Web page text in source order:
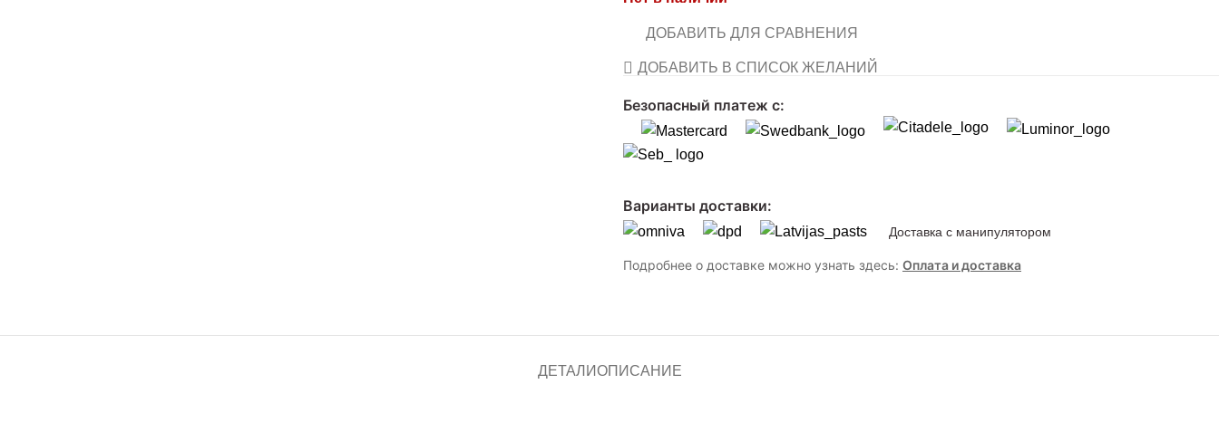
Безопасный платеж с:
Варианты доставки:
Доставка с манипулятором
Подробнее о доставке можно узнать здесь: Оплата и доставка
ДОБАВИТЬ ДЛЯ СРАВНЕНИЯ
ДОБАВИТЬ В СПИСОК ЖЕЛАНИЙ
ДЕТАЛИОПИСАНИЕ